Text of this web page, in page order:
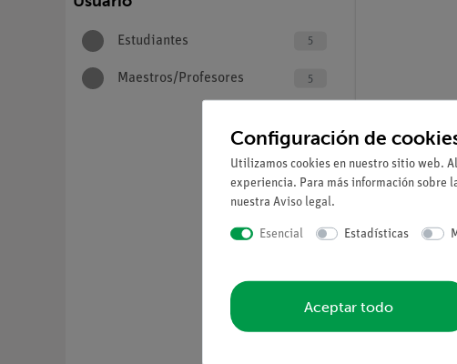
Estudiantes 5
Maestros/Profesores 5
Cobra
Configuración de
Utilizamos cookies en nuestro sitio web.
experiencia. Para más información sobre
nuestra Aviso legal.
Esencial Estadísticas
Aceptar todo